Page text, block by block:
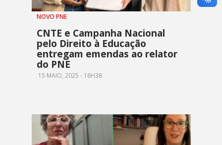
NOVO PNE
CNTE e Campanha Nacional
pelo Direito à Educação
entregam emendas ao relator
do PNE
15 MAIO, 2025 - 18H38